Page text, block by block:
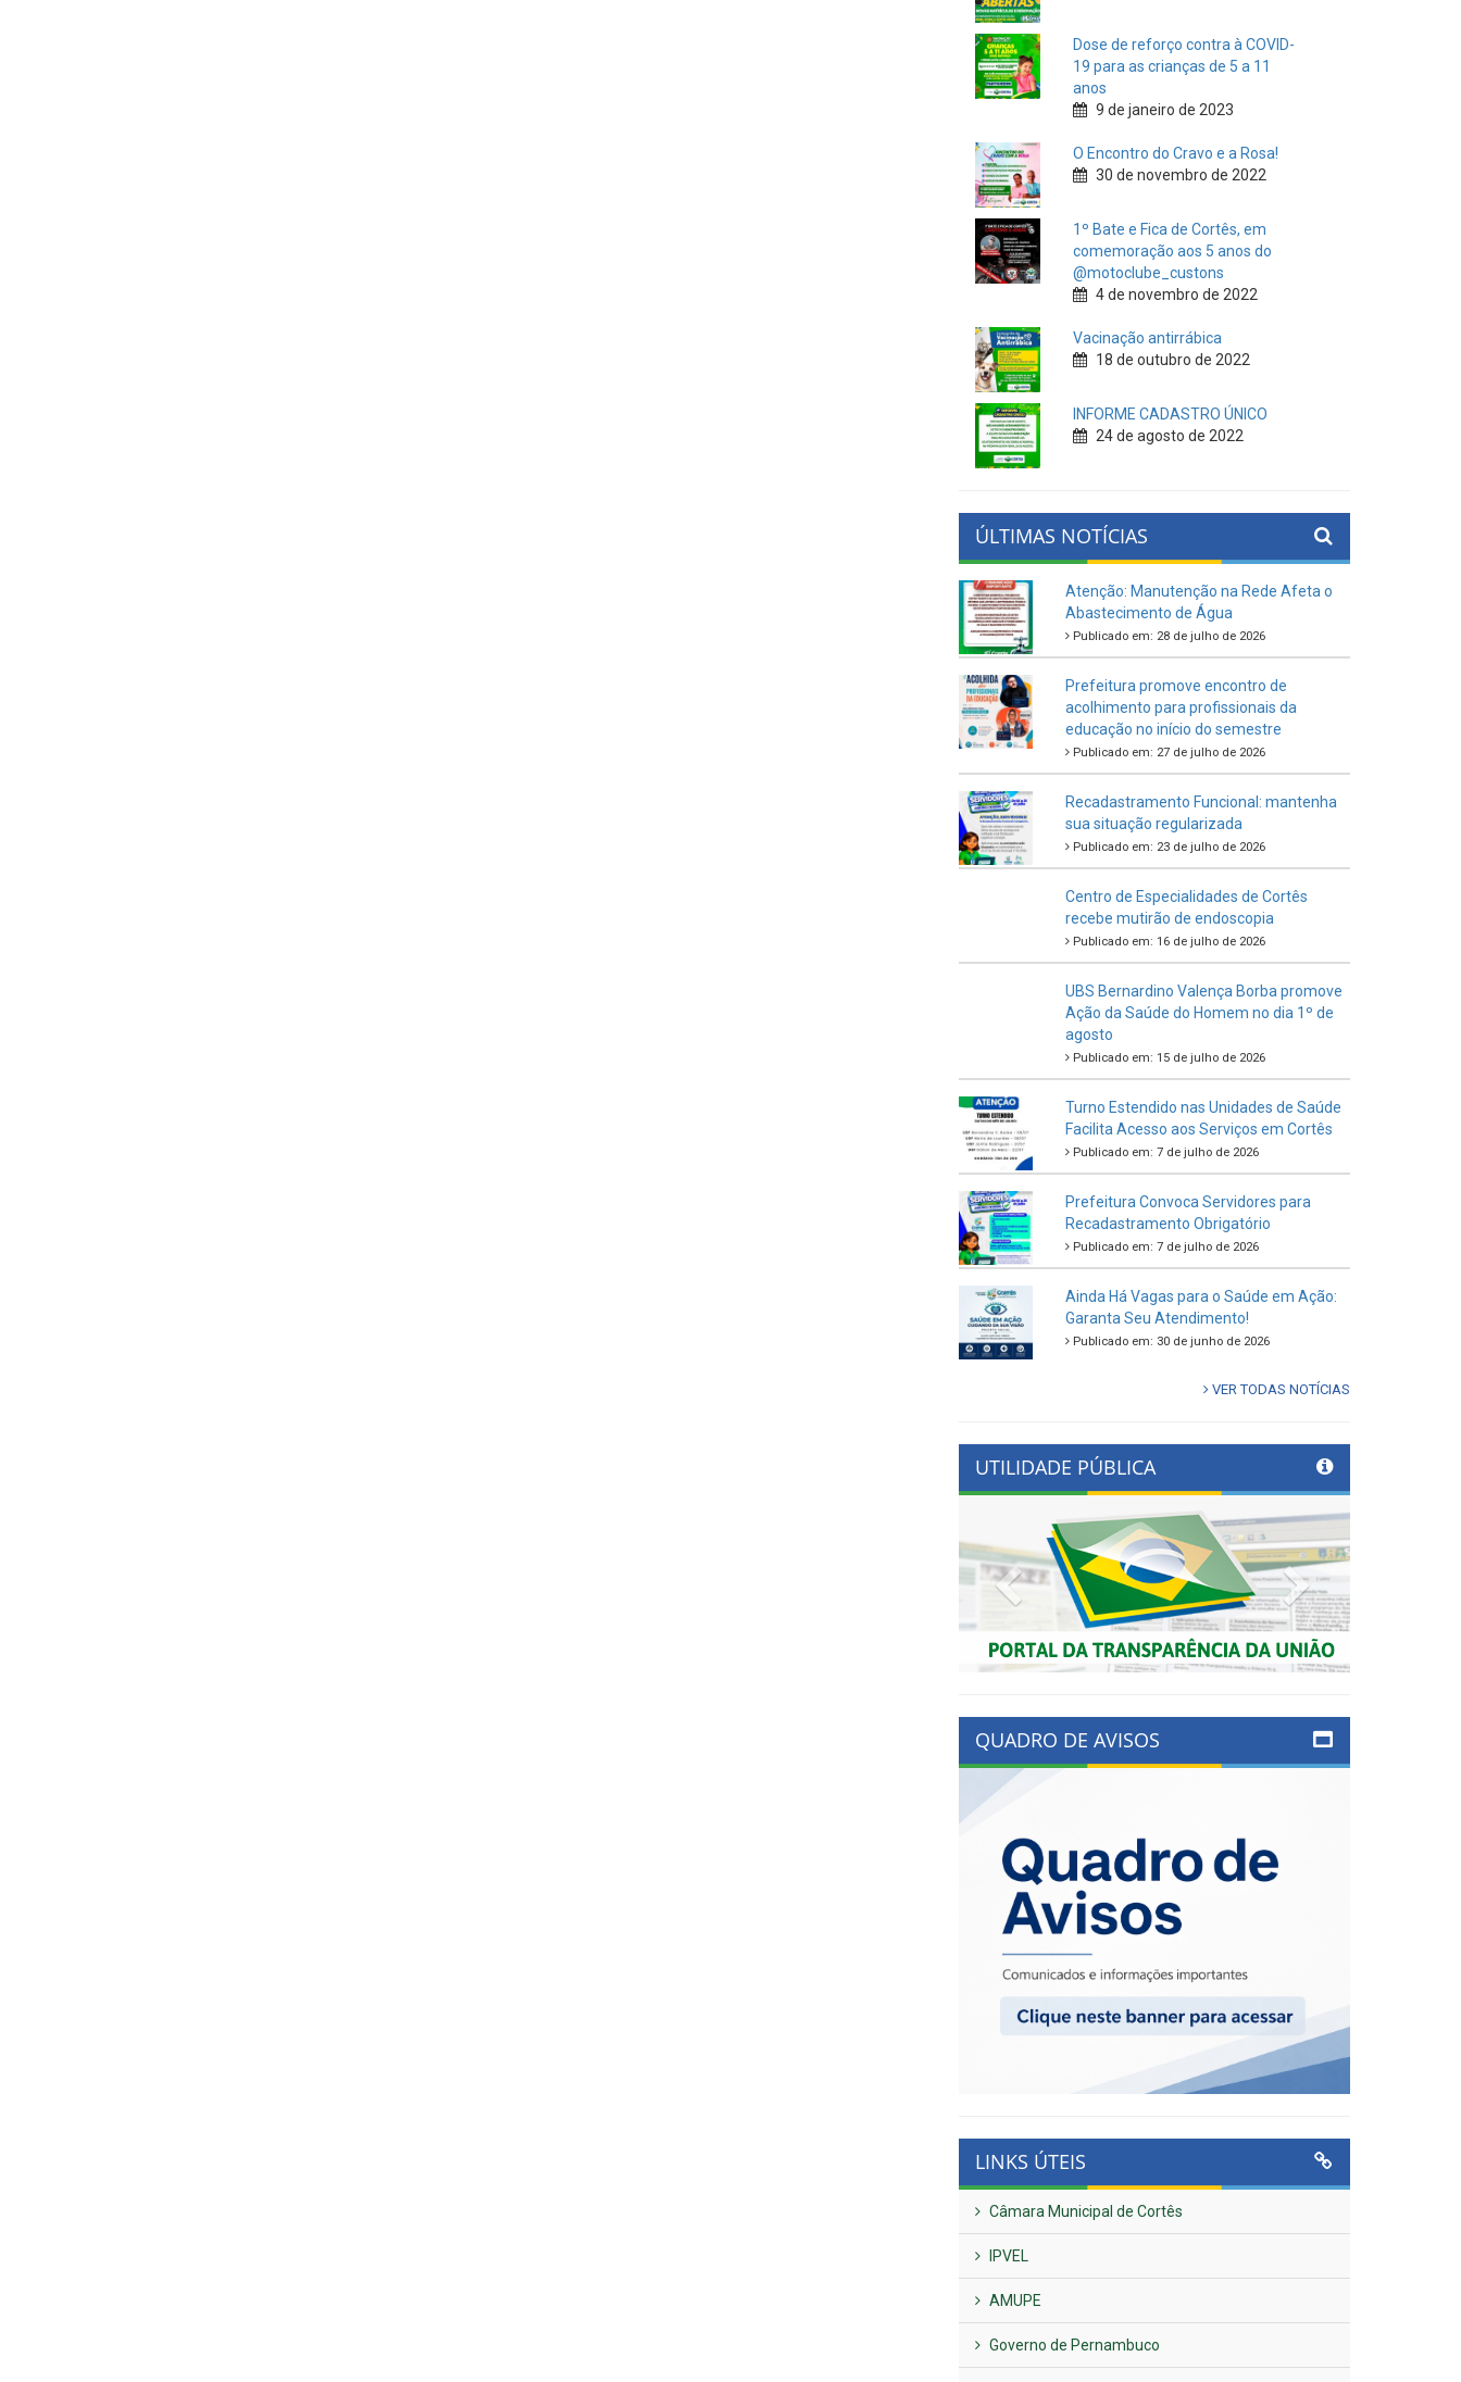
Dose de reforço contra à COVID-
19 para as crianças de 5 a 11
anos
9 de janeiro de 2023
O Encontro do Cravo e a Rosa!
30 de novembro de 2022
1º Bate e Fica de Cortês, em
comemoração aos 5 anos do
@motoclube_custons
4 de novembro de 2022
Vacinação antirrábica
18 de outubro de 2022
INFORME CADASTRO ÚNICO
24 de agosto de 2022
ÚLTIMAS NOTÍCIAS
Atenção: Manutenção na Rede Afeta o
Abastecimento de Água
Publicado em: 28 de julho de 2026
Prefeitura promove encontro de
acolhimento para profissionais da
educação no início do semestre
Publicado em: 27 de julho de 2026
Recadastramento Funcional: mantenha
sua situação regularizada
Publicado em: 23 de julho de 2026
Centro de Especialidades de Cortês
recebe mutirão de endoscopia
Publicado em: 16 de julho de 2026
UBS Bernardino Valença Borba promove
Ação da Saúde do Homem no dia 1º de
agosto
Publicado em: 15 de julho de 2026
Turno Estendido nas Unidades de Saúde
Facilita Acesso aos Serviços em Cortês
Publicado em: 7 de julho de 2026
Prefeitura Convoca Servidores para
Recadastramento Obrigatório
Publicado em: 7 de julho de 2026
Ainda Há Vagas para o Saúde em Ação:
Garanta Seu Atendimento!
Publicado em: 30 de junho de 2026
VER TODAS NOTÍCIAS
UTILIDADE PÚBLICA
Previous Next
QUADRO DE AVISOS
LINKS ÚTEIS
Câmara Municipal de Cortês
IPVEL
AMUPE
Governo de Pernambuco